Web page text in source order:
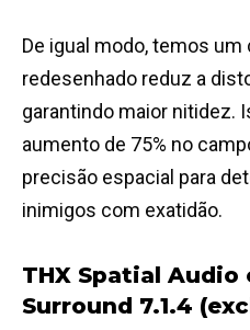
De igual modo, temos
redesenhado reduz a
garantindo maior nitidez.
aumento de 75% no
precisão espacial para
inimigos com exatidão.
THX Spatial Audio
Surround 7.1.4